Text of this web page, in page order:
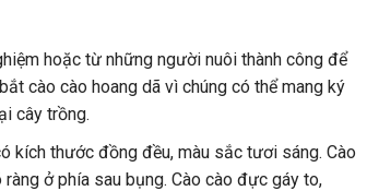
hoặc từ những người nuôi thành công để
cào cào hoang dã vì chúng có thể mang ký
cây trồng.
kích thước đồng đều, màu sắc tươi sáng. Cào
ở phía sau bụng. Cào cào đực gáy to,